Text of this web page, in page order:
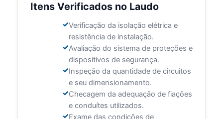
Itens Verificados no Laudo
Verificação da isolação elétrica e
resistência de instalação.
Avaliação do sistema de proteções e
dispositivos de segurança.
Inspeção da quantidade de circuitos
e seu dimensionamento.
Checagem da adequação de fiações
e conduítes utilizados.
Exame das condições de